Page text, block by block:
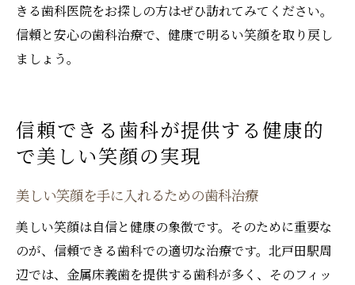
きる歯科医院をお探しの方はぜひ訪れてみてください。
信頼と安心の歯科治療で、健康で明るい笑顔を取り戻し
ましょう。
信頼できる歯科が提供する健康的
で美しい笑顔の実現
美しい笑顔を手に入れるための歯科治療
美しい笑顔は自信と健康の象徴です。そのために重要な
のが、信頼できる歯科での適切な治療です。北戸田駅周
辺では、金属床義歯を提供する歯科が多く、そのフィッ